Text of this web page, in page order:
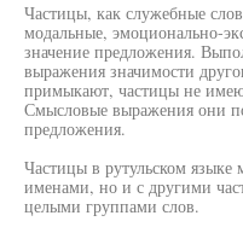
Частицы, как служебные
модальные, эмоционально-
значение предложения.
выражения значимости
примыкают, частицы не
Смысловые выражения они
предложения.
Частицы в рутульском языке
именами, но и с другими
целыми группами слов.